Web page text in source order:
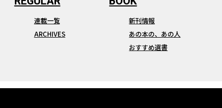
連載一覧
ARCHIVES
新刊情報
あの本の、あの人
おすすめ選書